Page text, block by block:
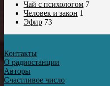
Чай с психологом 7
Человек и закон 1
Эфир 73
Контакты
О радиостанции
Авторы
Счастливое число